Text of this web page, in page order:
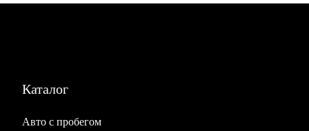
Каталог
Авто с пробегом